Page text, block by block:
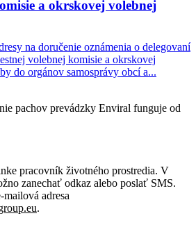
a okrskovej volebnej
na doručenie oznámenia o delegovaní
volebnej komisie a okrskovej
do orgánov samosprávy obcí a...
pachov prevádzky Enviral funguje od
pracovník životného prostredia. V
zanechať odkaz alebo poslať SMS.
adresa
.